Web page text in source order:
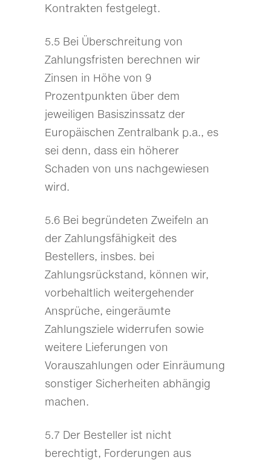
Kontrakten festgelegt.
5.5 Bei Überschreitung von
Zahlungsfristen berechnen wir
Zinsen in Höhe von 9
Prozentpunkten über dem
jeweiligen Basiszinssatz der
Europäischen Zentralbank p.a., es
sei denn, dass ein höherer
Schaden von uns nachgewiesen
wird.
5.6 Bei begründeten Zweifeln an
der Zahlungsfähigkeit des
Bestellers, insbes. bei
Zahlungsrückstand, können wir,
vorbehaltlich weitergehender
Ansprüche, eingeräumte
Zahlungsziele widerrufen sowie
weitere Lieferungen von
Vorauszahlungen oder Einräumung
sonstiger Sicherheiten abhängig
machen.
5.7 Der Besteller ist nicht
berechtigt, Forderungen aus